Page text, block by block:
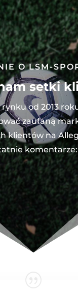
O LSM-
setki
od 2013
zaufaną
klientów na
komentarze: